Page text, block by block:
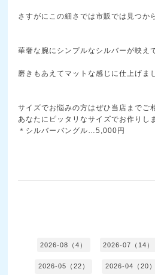
さすがにこの細さでは市販では見つ
華奢な腕にシンプルなシルバーが映え
磨きもあえてマットな感じに仕上げま
サイズでお悩みの方はぜひ当店までご
あなたにピッタリなサイズでお作りし
＊シルバーバングル…5,000円
2026-08（4） 2026-07（14）
2026-05（22） 2026-04（20）